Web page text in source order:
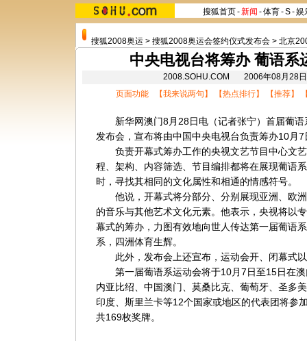
搜狐首页-新闻 -体育-S-娱
搜狐2008奥运 > 搜狐2008奥运会签约仪式发布会 > 北京
中央电视台将筹办 葡语系
2008.SOHU.COM 2006年08月28
页面功能 【我来说两句 】 【热点排行】 【推荐】
新华网澳门8月28日电（记者张宁）首届葡语
发布会，宣布将由中国中央电视台负责筹办10月
负责开幕式筹办工作的央视文艺节目中心文艺
程、架构、内容筛选、节目编排都将在展现葡语
时，寻找其相同的文化属性和相通的情感符号。
他说，开幕式将分部分、分别展现亚洲、欧洲
的音乐与其他艺术文化元素。他表示，央视将以
幕式的筹办，力图有效地向世人传达第一届葡语
系，四洲体育生辉。
此外，发布会上还宣布，运动会开、闭幕式以
第一届葡语系运动会将于10月7日至15日在澳
内亚比绍、中国澳门、莫桑比克、葡萄牙、圣多
印度、斯里兰卡等12个国家或地区的代表团将参
共169枚奖牌。